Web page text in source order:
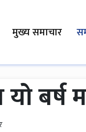
मुख्य समाचार
बर्ष